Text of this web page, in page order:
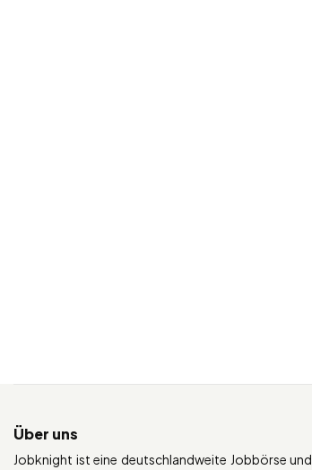
Über uns
Jobknight ist eine deutschlandweite Jobbörse und